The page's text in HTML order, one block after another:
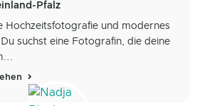
Pfalz
Hochzeitsfotografie und modernes
suchst eine Fotografin, die deine